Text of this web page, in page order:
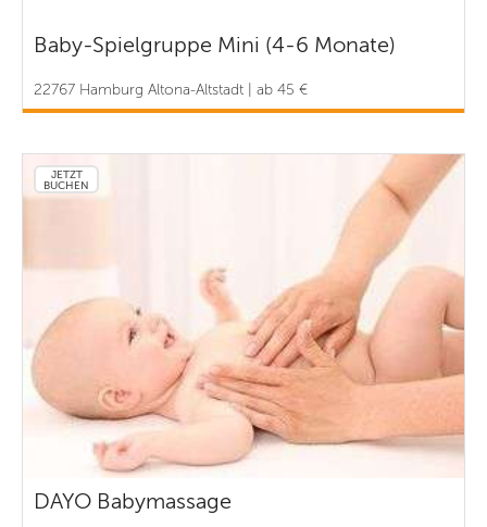
Baby-Spielgruppe Mini (4-6 Monate)
22767 Hamburg Altona-Altstadt | ab 45 €
JETZT
BUCHEN
DAYO Babymassage